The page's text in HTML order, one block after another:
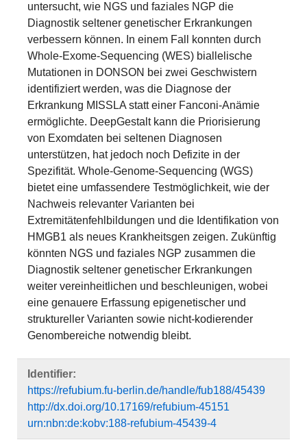
untersucht, wie NGS und faziales NGP die
Diagnostik seltener genetischer Erkrankungen
verbessern können. In einem Fall konnten durch
Whole-Exome-Sequencing (WES) biallelische
Mutationen in DONSON bei zwei Geschwistern
identifiziert werden, was die Diagnose der
Erkrankung MISSLA statt einer Fanconi-Anämie
ermöglichte. DeepGestalt kann die Priorisierung
von Exomdaten bei seltenen Diagnosen
unterstützen, hat jedoch noch Defizite in der
Spezifität. Whole-Genome-Sequencing (WGS)
bietet eine umfassendere Testmöglichkeit, wie der
Nachweis relevanter Varianten bei
Extremitätenfehlbildungen und die Identifikation von
HMGB1 als neues Krankheitsgen zeigen. Zukünftig
könnten NGS und faziales NGP zusammen die
Diagnostik seltener genetischer Erkrankungen
weiter vereinheitlichen und beschleunigen, wobei
eine genauere Erfassung epigenetischer und
struktureller Varianten sowie nicht-kodierender
Genombereiche notwendig bleibt.
Identifier:
https://refubium.fu-berlin.de/handle/fub188/45439
http://dx.doi.org/10.17169/refubium-45151
urn:nbn:de:kobv:188-refubium-45439-4